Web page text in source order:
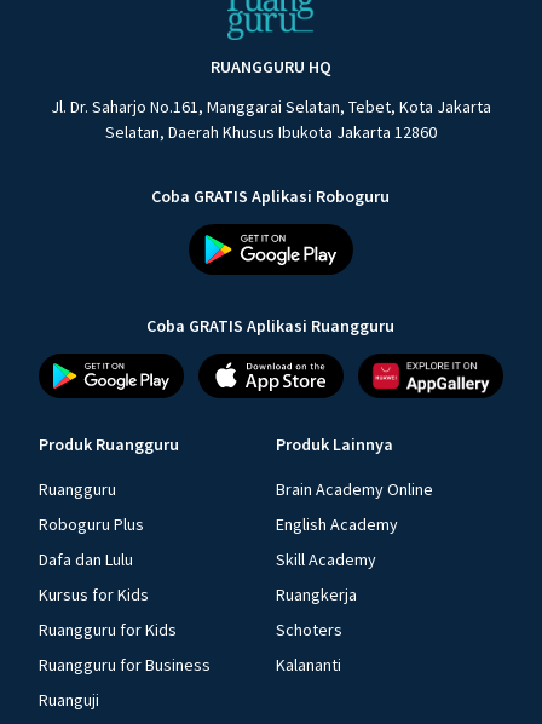
RUANGGURU HQ
Jl. Dr. Saharjo No.161, Manggarai Selatan, Tebet, Kota Jakarta
Selatan, Daerah Khusus Ibukota Jakarta 12860
Coba GRATIS Aplikasi Roboguru
Coba GRATIS Aplikasi Ruangguru
Produk Ruangguru
Ruangguru
Roboguru Plus
Dafa dan Lulu
Kursus for Kids
Ruangguru for Kids
Ruangguru for Business
Ruanguji
Produk Lainnya
Brain Academy Online
English Academy
Skill Academy
Ruangkerja
Schoters
Kalananti